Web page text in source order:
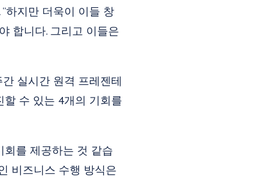
하지만 더욱이 이들 창
합니다. 그리고 이들은
실시간 원격 프레젠테
수 있는 4개의 기회를
회를 제공하는 것 같습
비즈니스 수행 방식은